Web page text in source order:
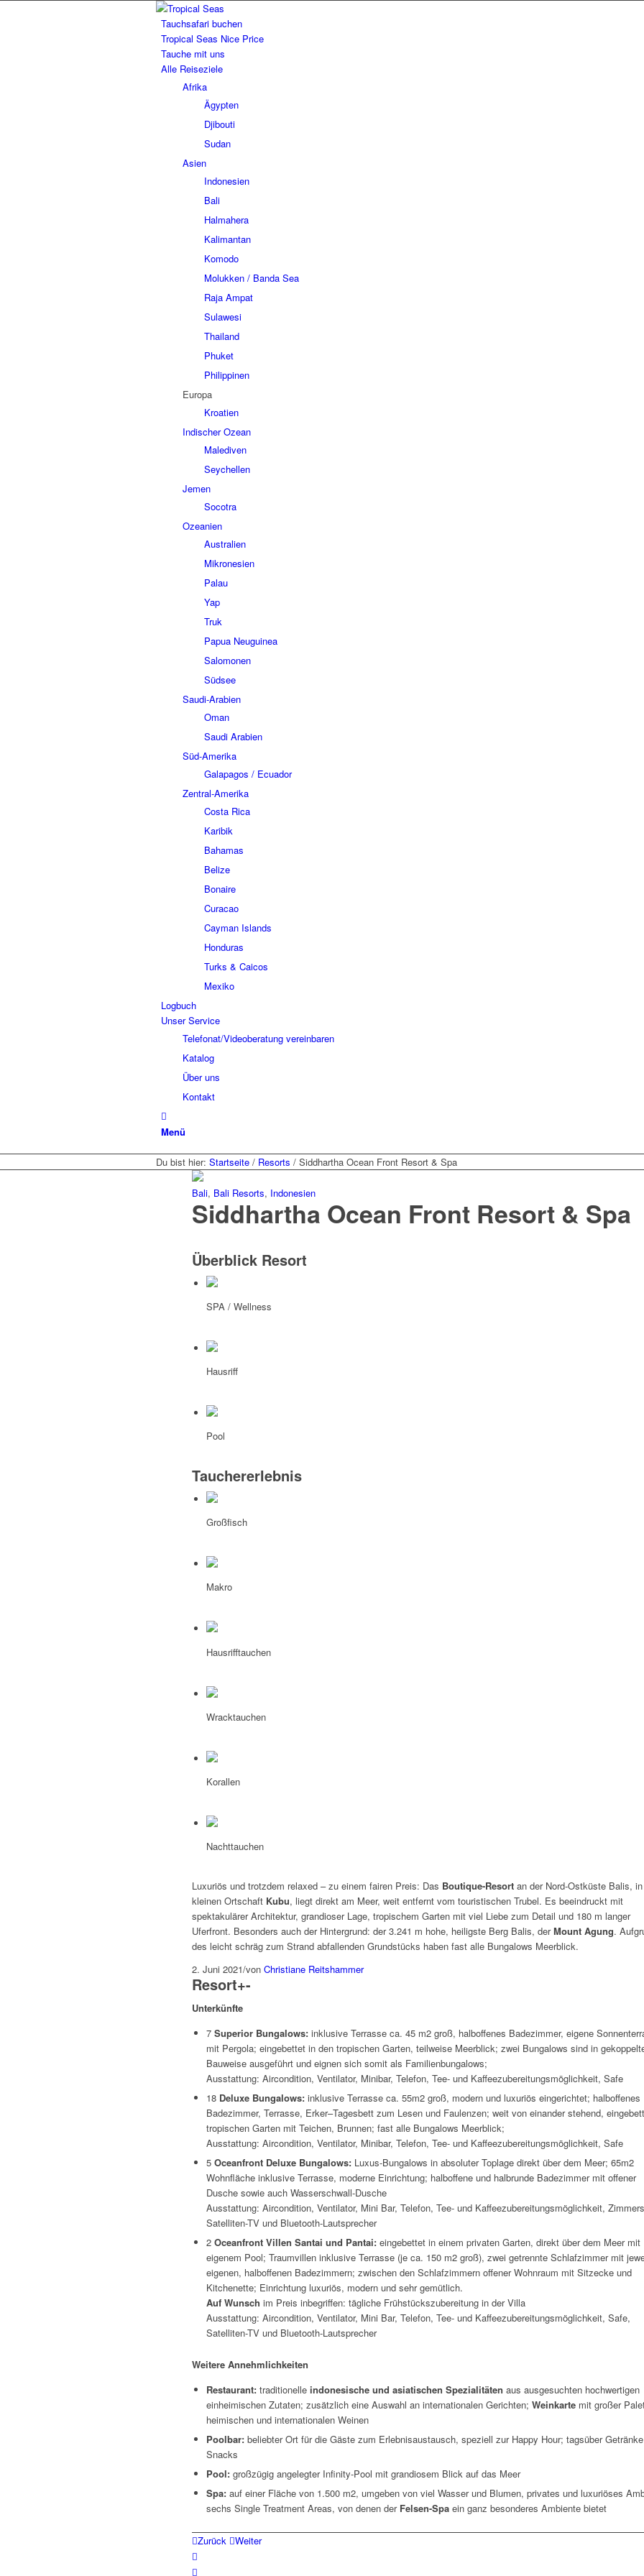
Tauchsafari buchen
Tropical Seas Nice Price
Tauche mit uns
Alle Reiseziele
Afrika
Ägypten
Djibouti
Sudan
Asien
Indonesien
Bali
Halmahera
Kalimantan
Komodo
Molukken / Banda Sea
Raja Ampat
Sulawesi
Thailand
Phuket
Philippinen
Europa
Kroatien
Indischer Ozean
Malediven
Seychellen
Jemen
Socotra
Ozeanien
Australien
Mikronesien
Palau
Yap
Truk
Papua Neuguinea
Salomonen
Südsee
Saudi-Arabien
Oman
Saudi Arabien
Süd-Amerika
Galapagos / Ecuador
Zentral-Amerika
Costa Rica
Karibik
Bahamas
Belize
Bonaire
Curacao
Cayman Islands
Honduras
Turks & Caicos
Mexiko
Logbuch
Unser Service
Telefonat/Videoberatung vereinbaren
Katalog
Über uns
Kontakt
Menü
Du bist hier: Startseite / Resorts / Siddhartha Ocean Front Resort & Spa
Bali, Bali Resorts, Indonesien
Siddhartha Ocean Front Resort & Spa
Überblick Resort
SPA / Wellness
Hausriff
Pool
Tauchererlebnis
Großfisch
Makro
Hausrifftauchen
Wracktauchen
Korallen
Nachttauchen
Luxuriös und trotzdem relaxed – zu einem fairen Preis: Das Boutique-Resort an der Nord-Ostküste Balis,
kleinen Ortschaft Kubu, liegt direkt am Meer, weit entfernt vom touristischen Trubel. Es beeindruckt mit
spektakulärer Architektur, grandioser Lage, tropischem Garten mit viel Liebe zum Detail und 180 m langer
Uferfront. Besonders auch der Hintergrund: der 3.241 m hohe, heiligste Berg Balis, derMount Agung.
des leicht schräg zum Strand abfallenden Grundstücks haben fast alle Bungalows Meerblick.
2. Juni 2021/von Christiane Reitshammer
Resort+-
Unterkünfte
7 Superior Bungalows: inklusive Terrasse ca. 45 m2 groß, halboffenes Badezimmer, eigene
mit Pergola; eingebettet in den tropischen Garten, teilweise Meerblick; zwei Bungalows sind in
Bauweise ausgeführt und eignen sich somit als Familienbungalows;
Ausstattung: Aircondition, Ventilator, Minibar, Telefon, Tee- und Kaffeezubereitungsmöglichkeit, Safe
18 Deluxe Bungalows: inklusive Terrasse ca. 55m2 groß, modern und luxuriös eingerichtet; halboffenes
Badezimmer, Terrasse, Erker–Tagesbett zum Lesen und Faulenzen; weit von einander stehend,
tropischen Garten mit Teichen, Brunnen; fast alle Bungalows Meerblick;
Ausstattung: Aircondition, Ventilator, Minibar, Telefon, Tee- und Kaffeezubereitungsmöglichkeit, Safe
5 Oceanfront Deluxe Bungalows: Luxus-Bungalows in absoluter Toplage direkt über dem Meer; 65m2
Wohnfläche inklusive Terrasse, moderne Einrichtung; halboffene und halbrunde Badezimmer mit offener
Dusche sowie auch Wasserschwall-Dusche
Ausstattung: Aircondition, Ventilator, Mini Bar, Telefon, Tee- und Kaffeezubereitungsmöglichkeit,
Satelliten-TV und Bluetooth-Lautsprecher
2 Oceanfront Villen Santai und Pantai: eingebettet in einem privaten Garten, direkt über dem Meer mit
eigenem Pool; Traumvillen inklusive Terrasse (je ca. 150 m2 groß), zwei getrennte Schlafzimmer mit
eigenen, halboffenen Badezimmern; zwischen den Schlafzimmern offener Wohnraum mit Sitzecke und
Kitchenette; Einrichtung luxuriös, modern und sehr gemütlich.
Auf Wunsch im Preis inbegriffen: tägliche Frühstückszubereitung in der Villa
Ausstattung: Aircondition, Ventilator, Mini Bar, Telefon, Tee- und Kaffeezubereitungsmöglichkeit, Safe,
Satelliten-TV und Bluetooth-Lautsprecher
Weitere Annehmlichkeiten
Restaurant: traditionelle indonesische und asiatischen Spezialitäten aus ausgesuchten hochwertigen
einheimischen Zutaten; zusätzlich eine Auswahl an internationalen Gerichten; Weinkarte mit großer
heimischen und internationalen Weinen
Poolbar: beliebter Ort für die Gäste zum Erlebnisaustausch, speziell zur Happy Hour; tagsüber
Snacks
Pool: großzügig angelegter Infinity-Pool mit grandiosem Blick auf das Meer
Spa: auf einer Fläche von 1.500 m2, umgeben von viel Wasser und Blumen, privates und luxuriöses
sechs Single Treatment Areas, von denen der Felsen-Spa ein ganz besonderes Ambiente bietet
Zurück Weiter